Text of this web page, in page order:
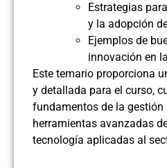
Estrategias
y la adopción
Ejemplos de
innovación en
Este temario proporciona
y detallada para el curso,
fundamentos de la
herramientas avanzadas
tecnología aplicadas al